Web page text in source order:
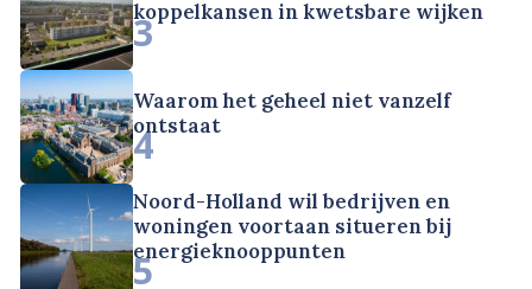
koppelkansen in kwetsbare wijken
3
Waarom het geheel niet vanzelf
ontstaat
4
Noord-Holland wil bedrijven en
woningen voortaan situeren bij
energieknooppunten
5